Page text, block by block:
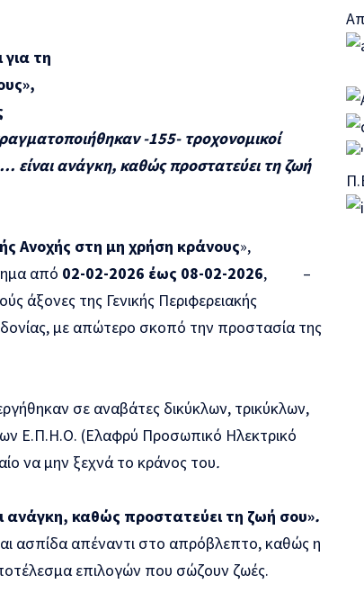
για τη
-155- τροχονομικοί
είναι ανάγκη, καθώς προστατεύει τη ζωή
Ανοχής στη μη χρήση κράνους»,
από 02-02-2026 έως 08-02-2026, –
άξονες της Γενικής Περιφερειακής
με απώτερο σκοπό την προστασία της
σε αναβάτες δικύκλων, τρικύκλων,
Ε.Π.Η.Ο. (Ελαφρύ Προσωπικό Ηλεκτρικό
να μην ξεχνά το κράνος του.
ανάγκη, καθώς προστατεύει τη ζωή σου».
ασπίδα απέναντι στο απρόβλεπτο, καθώς η
επιλογών που σώζουν ζωές.